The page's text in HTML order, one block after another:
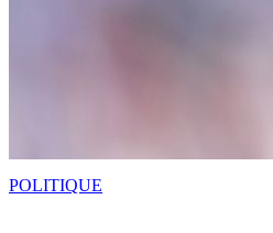
POLITIQUE